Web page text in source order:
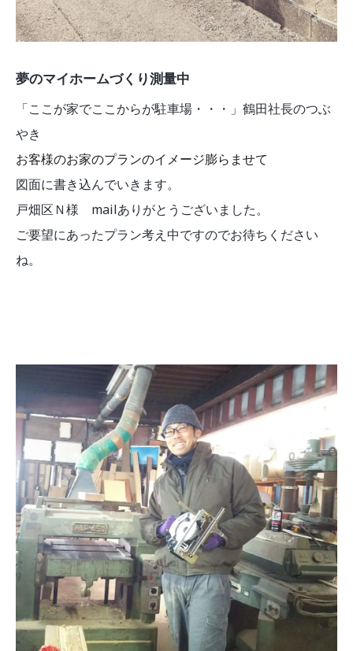
夢のマイホームづくり測量中
「ここが家でここからが駐車場・・・」鶴田社長のつぶ
やき
お客様のお家のプランのイメージ膨らませて
図面に書き込んでいきます。
戸畑区Ｎ様 mailありがとうございました。
ご要望にあったプラン考え中ですのでお待ちください
ね。